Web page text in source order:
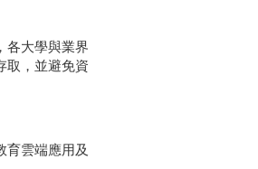
各大學與業界
取，並避免資
育雲端應用及